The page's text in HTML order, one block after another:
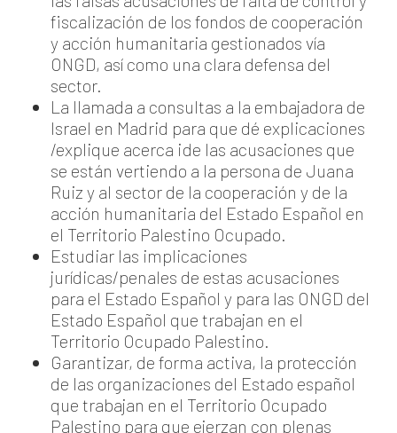
fiscalización de los fondos de cooperación
y acción humanitaria gestionados vía
ONGD, así como una clara defensa del
sector.
La llamada a consultas a la embajadora de
Israel en Madrid para que dé explicaciones
/explique acerca ¡de las acusaciones que
se están vertiendo a la persona de Juana
Ruiz y al sector de la cooperación y de la
acción humanitaria del Estado Español en
el Territorio Palestino Ocupado.
Estudiar las implicaciones
jurídicas/penales de estas acusaciones
para el Estado Español y para las ONGD del
Estado Español que trabajan en el
Territorio Ocupado Palestino.
Garantizar, de forma activa, la protección
de las organizaciones del Estado español
que trabajan en el Territorio Ocupado
Palestino para que ejerzan con plenas